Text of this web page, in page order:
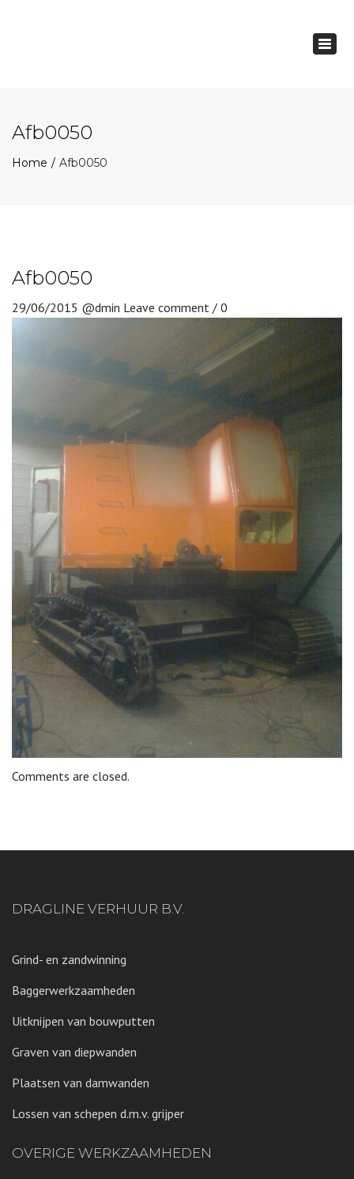
Afb0050
Home Afb0050
Afb0050
29/06/2015 @dmin Leave comment / 0
Comments are closed.
DRAGLINE VERHUUR B.V.
Grind- en zandwinning
Baggerwerkzaamheden
Uitknijpen van bouwputten
Graven van diepwanden
Plaatsen van damwanden
Lossen van schepen d.m.v. grijper
OVERIGE WERKZAAMHEDEN